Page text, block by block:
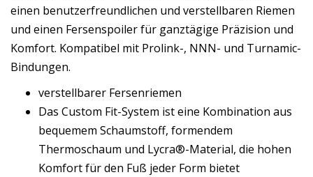
einen benutzerfreundlichen und verstellbaren Riemen
und einen Fersenspoiler für ganztägige Präzision und
Komfort. Kompatibel mit Prolink-, NNN- und Turnamic-
Bindungen.
verstellbarer Fersenriemen
Das Custom Fit-System ist eine Kombination aus
bequemem Schaumstoff, formendem
Thermoschaum und Lycra®-Material, die hohen
Komfort für den Fuß jeder Form bietet